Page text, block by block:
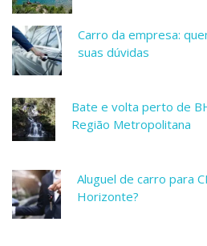
Carro da empresa:
suas dúvidas
Bate e volta perto de
Região Metropolitana
Aluguel de carro para
Horizonte?